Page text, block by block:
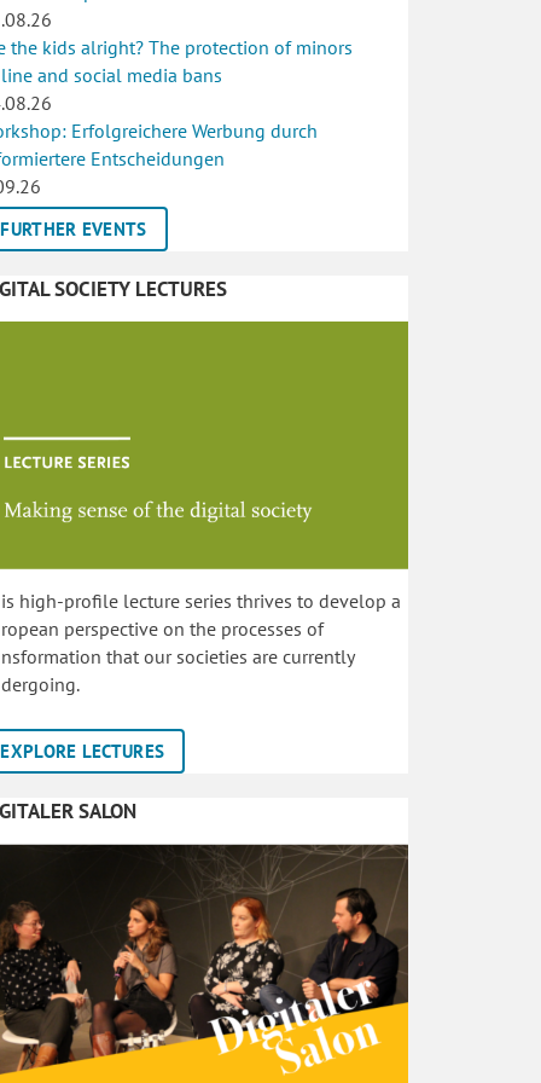
the kids alright? The protection of minors
and social media bans
Erfolgreichere Werbung durch
Entscheidungen
FURTHER EVENTS
SOCIETY LECTURES
high-profile lecture series thrives to develop a
perspective on the processes of
that our societies are currently
EXPLORE LECTURES
SALON